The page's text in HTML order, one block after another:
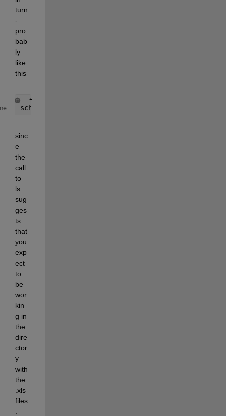
turn
-
pro
bab
ly
like
this
:
sch_cycle = xlsread(x{k},
sinc
e
the
call
to
ls
sug
ges
ts
that
you
exp
ect
to
be
wor
kin
g in
the
dire
ctor
y
with
the
.xls
files